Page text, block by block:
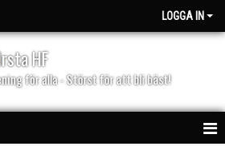
LOGGA IN
HF
för alla - Störst för att bli bäst!